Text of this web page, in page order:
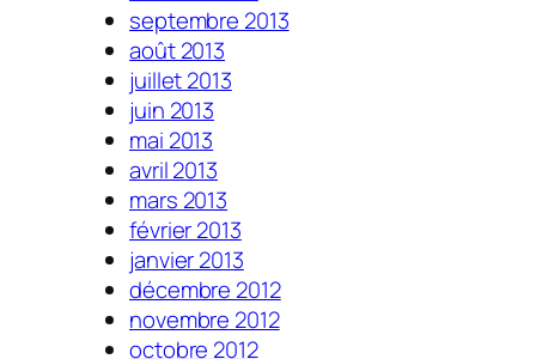
septembre 2013
août 2013
juillet 2013
juin 2013
mai 2013
avril 2013
mars 2013
février 2013
janvier 2013
décembre 2012
novembre 2012
octobre 2012